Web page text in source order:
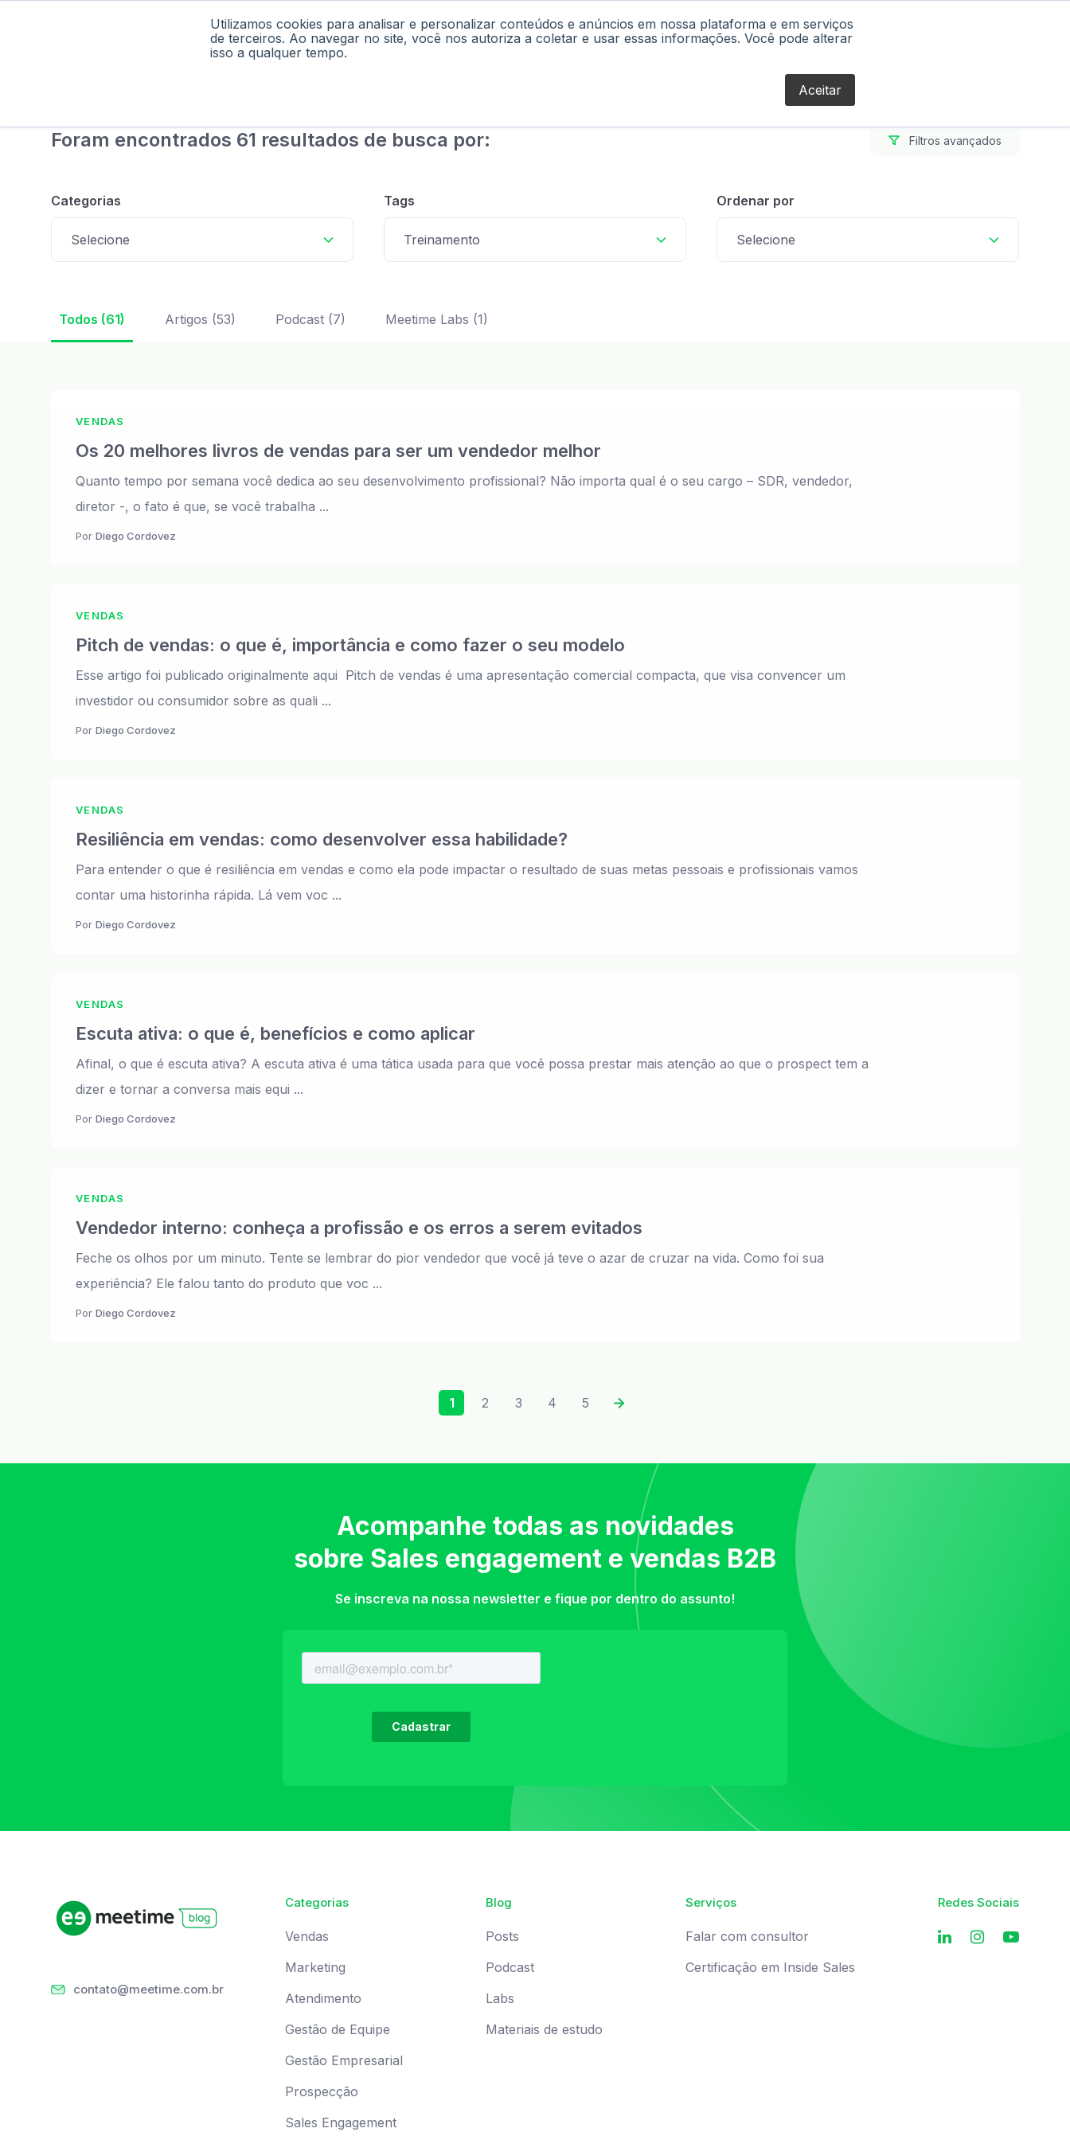
Utilizamos cookies para analisar e personalizar conteúdos e anúncios em nossa plataforma e em serviços
de terceiros. Ao navegar no site, você nos autoriza a coletar e usar essas informações. Você pode alterar
isso a qualquer tempo.
Aceitar
Home Podcast Materiais Labs Falar com Consultor Blog
Foram encontrados 61 resultados de busca por: Filtros avançados
Categorias
Selecione
Tags
Treinamento
Ordenar por
Selecione
Todos (61) Artigos (53) Podcast (7) Meetime Labs (1)
VENDAS
Os 20 melhores livros de vendas para ser um vendedor melhor
Quanto tempo por semana você dedica ao seu desenvolvimento profissional? Não importa qual é o seu cargo – SDR, vendedor,
diretor -, o fato é que, se você trabalha ...
Por Diego Cordovez
VENDAS
Pitch de vendas: o que é, importância e como fazer o seu modelo
Esse artigo foi publicado originalmente aqui Pitch de vendas é uma apresentação comercial compacta, que visa convencer um
investidor ou consumidor sobre as quali ...
Por Diego Cordovez
VENDAS
Resiliência em vendas: como desenvolver essa habilidade?
Para entender o que é resiliência em vendas e como ela pode impactar o resultado de suas metas pessoais e profissionais vamos
contar uma historinha rápida. Lá vem voc ...
Por Diego Cordovez
VENDAS
Escuta ativa: o que é, benefícios e como aplicar
Afinal, o que é escuta ativa? A escuta ativa é uma tática usada para que você possa prestar mais atenção ao que o prospect tem a
dizer e tornar a conversa mais equi ...
Por Diego Cordovez
VENDAS
Vendedor interno: conheça a profissão e os erros a serem evitados
Feche os olhos por um minuto. Tente se lembrar do pior vendedor que você já teve o azar de cruzar na vida. Como foi sua
experiência? Ele falou tanto do produto que voc ...
Por Diego Cordovez
1 2 3 4 5
Acompanhe todas as novidades
sobre Sales engagement e vendas B2B
Se inscreva na nossa newsletter e fique por dentro do assunto!
contato@meetime.com.br
Categorias
Vendas
Marketing
Atendimento
Gestão de Equipe
Gestão Empresarial
Prospecção
Sales Engagement
Blog
Posts
Podcast
Labs
Materiais de estudo
Serviços
Falar com consultor
Certificação em Inside Sales
Redes Sociais